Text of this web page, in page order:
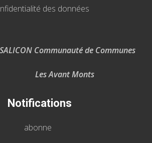
des données
Communauté de Communes
Avant Monts
Notifications
abonne